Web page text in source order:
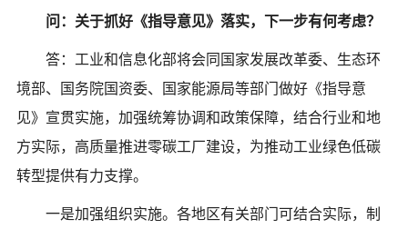
问：关于抓好《指导意见》落实，下一步有何考虑？
答：工业和信息化部将会同国家发展改革委、生态环
境部、国务院国资委、国家能源局等部门做好《指导意
见》宣贯实施，加强统筹协调和政策保障，结合行业和地
方实际，高质量推进零碳工厂建设，为推动工业绿色低碳
转型提供有力支撑。
一是加强组织实施。各地区有关部门可结合实际，制